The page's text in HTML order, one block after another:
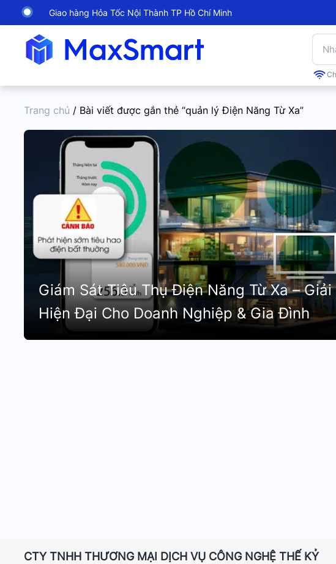
Giao hàng Hỏa Tốc Nội Thành TP Hồ Chí Minh
Trang chủ / Bài viết được gắn thẻ “quản lý Điện Năng Từ Xa”
Giám Sát Tiêu Thụ Điện Năng Từ Xa – Giải
Hiện Đại Cho Doanh Nghiệp & Gia Đình
CTY TNHH THƯƠNG MẠI DỊCH VỤ CÔNG NGHỆ THẾ KỶ